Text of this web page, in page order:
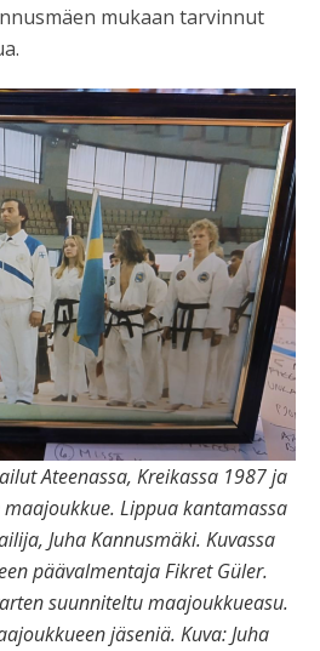
mukaan tarvinnut
Ateenassa, Kreikassa 1987 ja
Lippua kantamassa
Juha Kannusmäki. Kuvassa
päävalmentaja Fikret Güler.
suunniteltu maajoukkueasu.
jäseniä. Kuva: Juha